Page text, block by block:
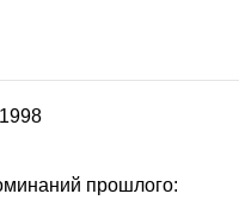
прошлого: